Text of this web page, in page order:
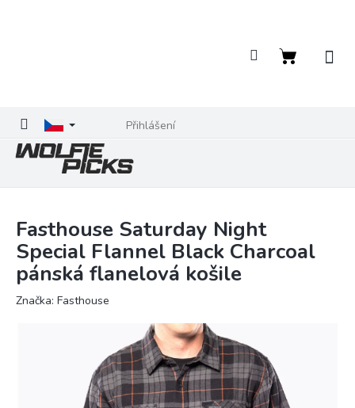
Přihlášení
Nákupní
Fasthouse Saturday Night
Special Flannel Black Charcoal
pánská flanelová košile
Značka: Fasthouse